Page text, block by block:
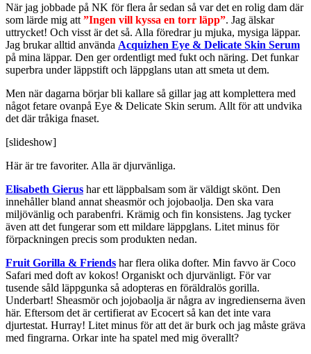
När jag jobbade på NK för flera år sedan så var det en rolig dam där
som lärde mig att ”Ingen vill kyssa en torr läpp”. Jag älskar
uttrycket! Och visst är det så. Alla föredrar ju mjuka, mysiga läppar.
Jag brukar alltid använda Acquizhen Eye & Delicate Skin Serum
på mina läppar. Den ger ordentligt med fukt och näring. Det funkar
superbra under läppstift och läppglans utan att smeta ut dem.
Men när dagarna börjar bli kallare så gillar jag att komplettera med
något fetare ovanpå Eye & Delicate Skin serum. Allt för att undvika
det där tråkiga fnaset.
[slideshow]
Här är tre favoriter. Alla är djurvänliga.
Elisabeth Gierus har ett läppbalsam som är väldigt skönt. Den
innehåller bland annat sheasmör och jojobaolja. Den ska vara
miljövänlig och parabenfri. Krämig och fin konsistens. Jag tycker
även att det fungerar som ett mildare läppglans. Litet minus för
förpackningen precis som produkten nedan.
Fruit Gorilla & Friends har flera olika dofter. Min favvo är Coco
Safari med doft av kokos! Organiskt och djurvänligt. För var
tusende såld läppgunka så adopteras en föräldralös gorilla.
Underbart! Sheasmör och jojobaolja är några av ingredienserna även
här. Eftersom det är certifierat av Ecocert så kan det inte vara
djurtestat. Hurray! Litet minus för att det är burk och jag måste gräva
med fingrarna. Orkar inte ha spatel med mig överallt?